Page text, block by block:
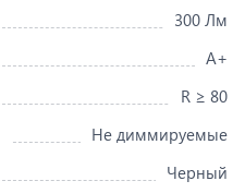
300 Лм
A+
R ≥ 80
Не диммируемые
Черный